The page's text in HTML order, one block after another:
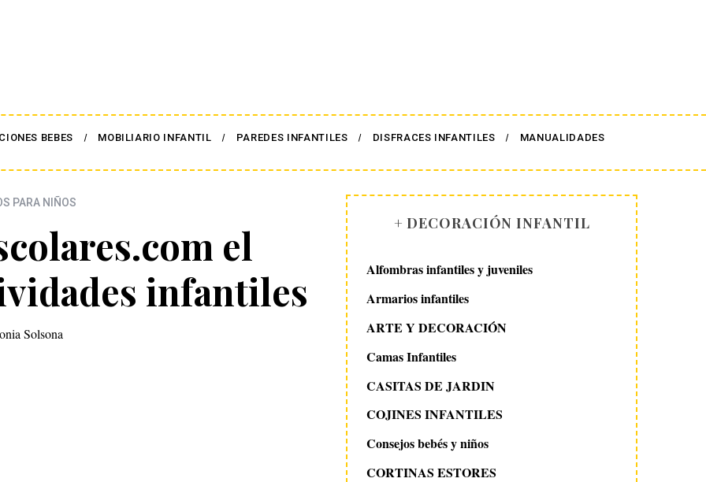
BEBES MOBILIARIO INFANTIL PAREDES INFANTILES DISFRACES INFANTILES MANUALIDADES
PARA NIÑOS
el
infantiles
Solsona
+ DECORACIÓN INFANTIL
Alfombras infantiles y juveniles
Armarios infantiles
ARTE Y DECORACIÓN
Camas Infantiles
CASITAS DE JARDIN
COJINES INFANTILES
Consejos bebés y niños
CORTINAS ESTORES